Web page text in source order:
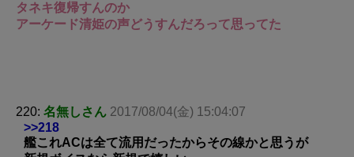
タネキ復帰すんのか
アーケード清姫の声どうすんだろって思ってた
220: 名無しさん 2017/08/04(金) 15:04:07
>>218
艦これACは全て流用だったからその線かと思うが